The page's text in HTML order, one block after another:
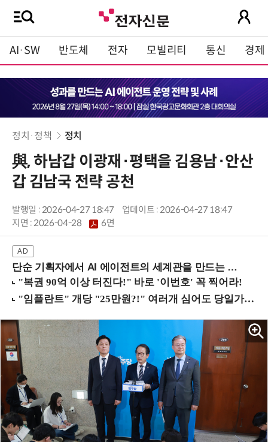
AI·SW 반도체 전자 모빌리티 통신 경제
정치·정책 정치
與, 하남갑 이광재·평택을 김용남·안산
갑 김남국 전략 공천
발행일 : 2026-04-27 18:47
업데이트 : 2026-04-27 18:47
지면 :2026-04-28 6면
단순 기획자에서 AI 에이전트의 세계관을 만드는 지식 설계자로.. (8/20 강남역)